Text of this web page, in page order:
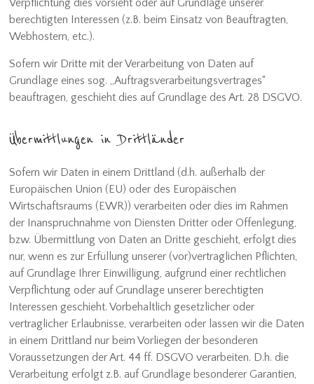
Verpflichtung dies vorsieht oder auf Grundlage unserer
berechtigten Interessen (z.B. beim Einsatz von Beauftragten,
Webhostern, etc.).
Sofern wir Dritte mit der Verarbeitung von Daten auf
Grundlage eines sog. „Auftragsverarbeitungsvertrages“
beauftragen, geschieht dies auf Grundlage des Art. 28 DSGVO.
Übermittlungen in Drittländer
Sofern wir Daten in einem Drittland (d.h. außerhalb der
Europäischen Union (EU) oder des Europäischen
Wirtschaftsraums (EWR)) verarbeiten oder dies im Rahmen
der Inanspruchnahme von Diensten Dritter oder Offenlegung,
bzw. Übermittlung von Daten an Dritte geschieht, erfolgt dies
nur, wenn es zur Erfüllung unserer (vor)vertraglichen Pflichten,
auf Grundlage Ihrer Einwilligung, aufgrund einer rechtlichen
Verpflichtung oder auf Grundlage unserer berechtigten
Interessen geschieht. Vorbehaltlich gesetzlicher oder
vertraglicher Erlaubnisse, verarbeiten oder lassen wir die Daten
in einem Drittland nur beim Vorliegen der besonderen
Voraussetzungen der Art. 44 ff. DSGVO verarbeiten. D.h. die
Verarbeitung erfolgt z.B. auf Grundlage besonderer Garantien,